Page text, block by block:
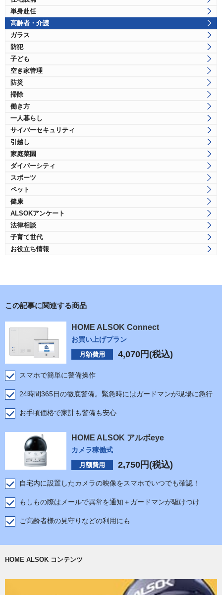
単身赴任
高齢者・介護
ガラス
防犯
子ども
空き家管理
防災
掃除
働き方
一人暮らし
サイバーセキュリティ
引越し
家庭菜園
ダイバーシティ
スポーツ
ペット
健康
ALSOKアンケート
法律相談
子育て世代
お役立ち情報
この記事に関連する商品
HOME ALSOK Connect
お買い上げプラン
月額費用 4,070 円(税込)
スマホで簡単に警備操作
24時間365日の徹底警備。緊急時にはガードマンが現場に急行
お手頃価格で家計も警備も安心
HOME ALSOK アルボeye
カメラ稼働式
月額費用 2,750 円(税込)
自宅内に設置したカメラの映像をスマホでいつでも確認！
もしもの際はメールで異常を通知＋ガードマンが駆けつけ
ご高齢者様の見守りなどの利用にも
HOME ALSOK コンテンツ